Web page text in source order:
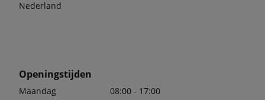
Nederland
Openingstijden
Maandag
08:00 - 17:00